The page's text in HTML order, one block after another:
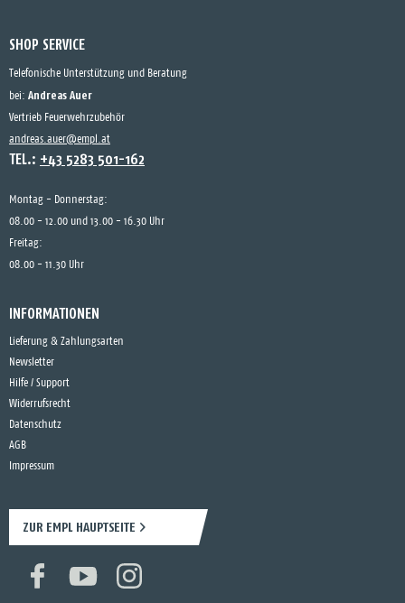
SHOP SERVICE
Telefonische Unterstützung und Beratung
bei: Andreas Auer
Vertrieb Feuerwehrzubehör
andreas.auer@empl.at
TEL.: +43 5283 501-162
Montag - Donnerstag:
08.00 - 12.00 und 13.00 - 16.30 Uhr
Freitag:
08.00 - 11.30 Uhr
INFORMATIONEN
Lieferung & Zahlungsarten
Newsletter
Hilfe / Support
Widerrufsrecht
Datenschutz
AGB
Impressum
ZUR EMPL HAUPTSEITE